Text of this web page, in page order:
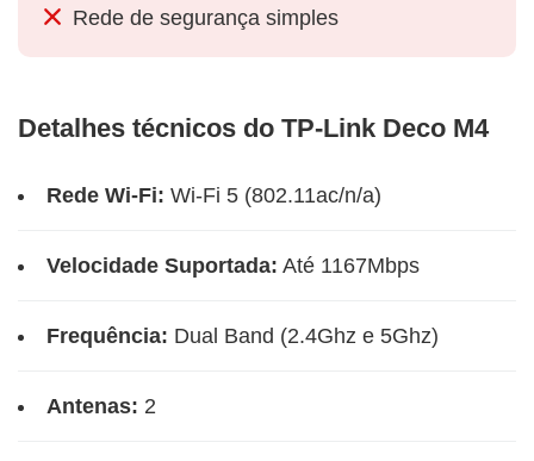
Rede de segurança simples
Detalhes técnicos do TP-Link Deco M4
Rede Wi-Fi: Wi-Fi 5 (802.11ac/n/a)
Velocidade Suportada: Até 1167Mbps
Frequência: Dual Band (2.4Ghz e 5Ghz)
Antenas: 2